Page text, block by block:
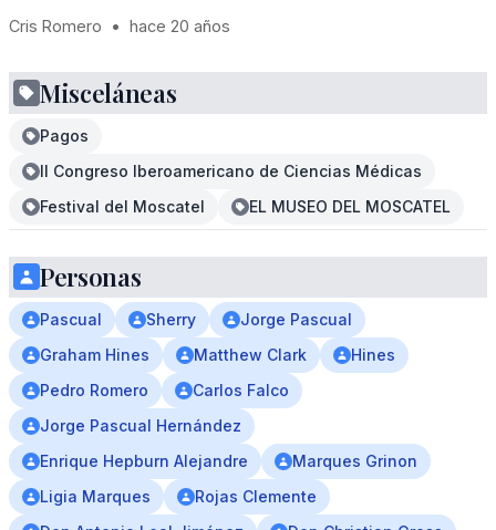
Cris Romero • hace 20 años
Misceláneas
Pagos
II Congreso Iberoamericano de Ciencias Médicas
Festival del Moscatel
EL MUSEO DEL MOSCATEL
Personas
Pascual Sherry
Jorge Pascual
Graham Hines
Matthew Clark
Hines
Pedro Romero
Carlos Falco
Jorge Pascual Hernández
Enrique Hepburn Alejandre
Marques Grinon
Ligia Marques
Rojas Clemente